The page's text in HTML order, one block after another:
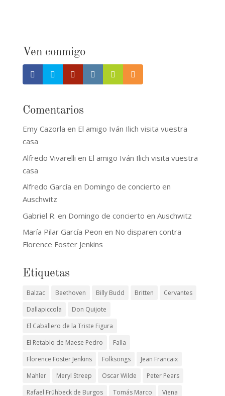
Ven conmigo
Comentarios
Emy Cazorla en El amigo Iván Ilich visita vuestra
casa
Alfredo Vivarelli en El amigo Iván Ilich visita vuestra
casa
Alfredo García en Domingo de concierto en
Auschwitz
Gabriel R. en Domingo de concierto en Auschwitz
María Pilar García Peon en No disparen contra
Florence Foster Jenkins
Etiquetas
Balzac Beethoven Billy Budd Britten
Cervantes
Dallapiccola
Don Quijote
El Caballero de la Triste Figura
El Retablo de Maese Pedro
Falla
Florence Foster Jenkins
Folksongs
Jean Francaix
Mahler
Meryl Streep Oscar Wilde
Peter Pears
Rafael Frühbeck de Burgos
Tomás Marco Viena